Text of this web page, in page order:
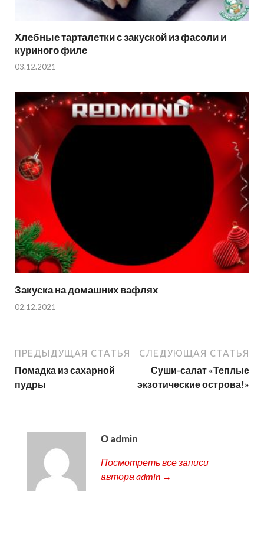
Хлебные тарталетки с закуской из фасоли и
куриного филе
03.12.2021
Закуска на домашних вафлях
02.12.2021
ПРЕДЫДУЩАЯ СТАТЬЯ
Помадка из сахарной
пудры
СЛЕДУЮЩАЯ СТАТЬЯ
Суши-салат «Теплые
экзотические острова!»
О admin
Посмотреть все записи
автора admin →